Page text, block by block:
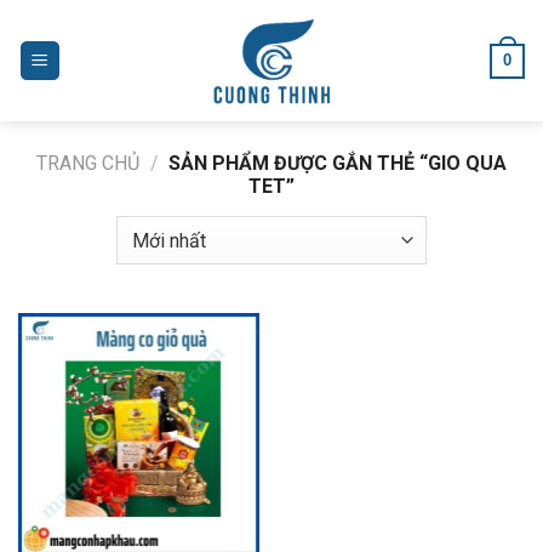
content
0
TRANG CHỦ / SẢN PHẨM ĐƯỢC GẮN THẺ “GIO QUA
TET”